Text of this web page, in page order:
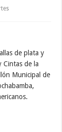
de plata y
Cintas de la
Municipal de